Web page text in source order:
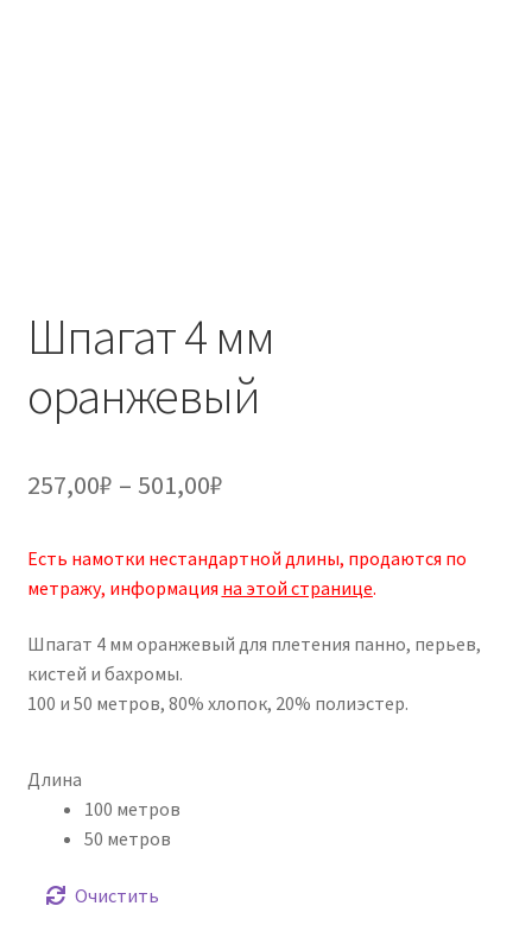
Шпагат 4 мм
оранжевый
257,00₽ – 501,00₽Диапазон
257,00₽
501,00₽
Есть намотки нестандартной длины, продаются по
метражу, информация на этой странице.
Шпагат 4 мм оранжевый для плетения панно, перьев,
кистей и бахромы.
100 и 50 метров, 80% хлопок, 20% полиэстер.
Длина
100 метров
50 метров
Очистить